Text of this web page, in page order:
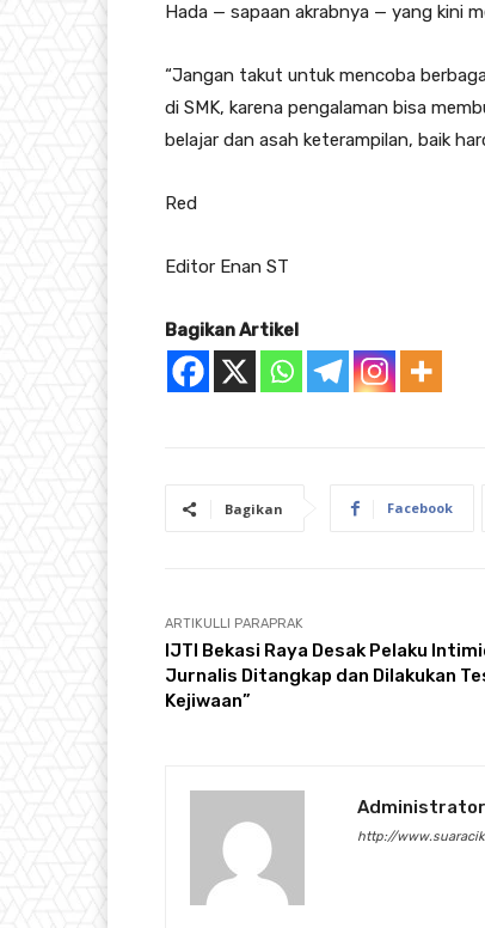
Hada — sapaan akrabnya — yang kini
“Jangan takut untuk mencoba
di SMK, karena pengalaman bisa
belajar dan asah keterampilan, baik
Red
Editor Enan ST
Bagikan Artikel
Bagikan Facebook
ARTIKULLI PARAPRAK
IJTI Bekasi Raya Desak Pelaku
Jurnalis Ditangkap dan Dilakukan
Kejiwaan”
Administrator
http://